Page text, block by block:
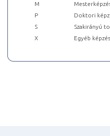
M
P
Doktori
S
Szakirányú
X
Egyéb képzés